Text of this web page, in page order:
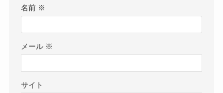
名前 ※
メール ※
サイト